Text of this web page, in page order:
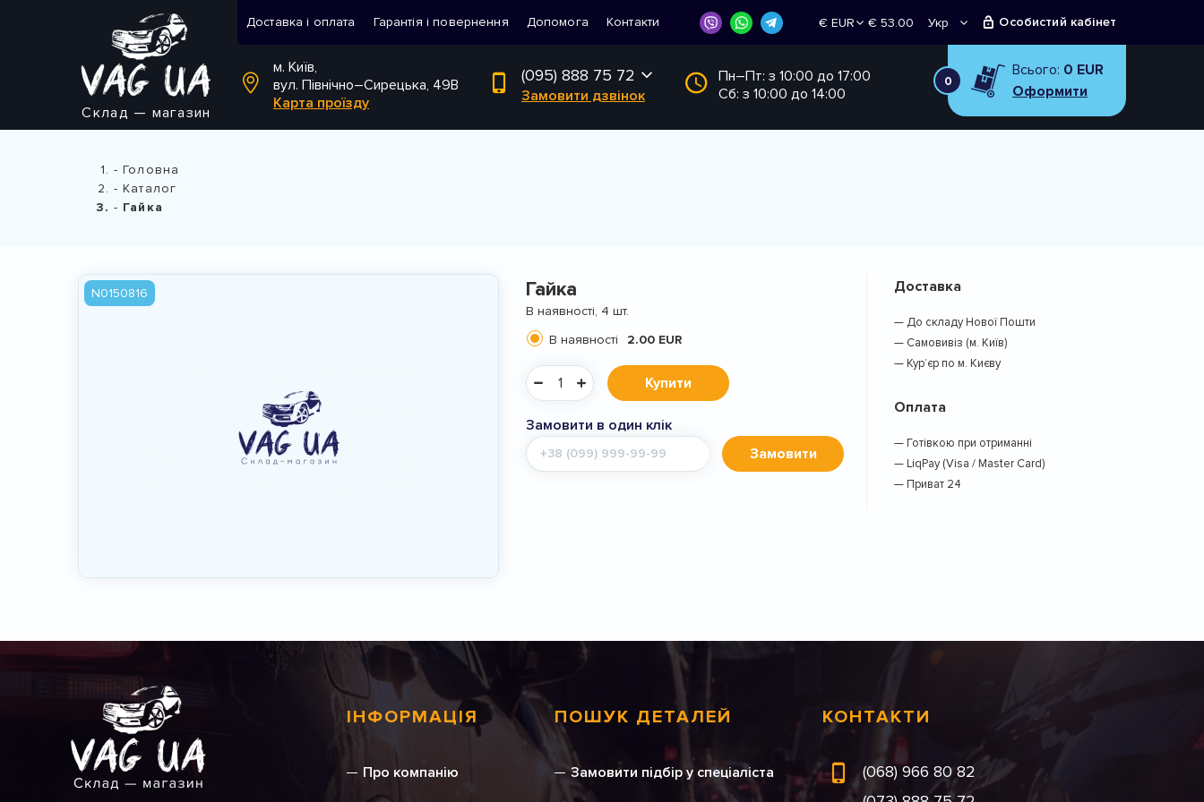
Склад — магазин
Доставка і оплата Гарантія і повернення Допомога Контакти
€ EUR
€ 53.00
Укр
Особистий кабінет
м. Київ,
вул. Північно–Сирецька, 49В
Карта проїзду
(095) 888 75 72
Замовити дзвінок
Пн–Пт: з 10:00 до 17:00
Сб: з 10:00 до 14:00
0
Всього: 0 EUR
Оформити
Головна
Каталог
Гайка
N0150816 Гайка
В наявності, 4 шт.
В наявності
2.00 EUR
Купити
Замовити в один клік
Мобільний
телефон
Замовити
Доставка
— До складу Нової Пошти
— Самовивіз (м. Київ)
— Кур’єр по м. Києву
Оплата
— Готівкою при отриманні
— LiqPay (Visa / Master Card)
— Приват 24
ІНФОРМАЦІЯ
Про компанію
ПОШУК ДЕТАЛЕЙ
Замовити підбір у спеціаліста
КОНТАКТИ
(068) 966 80 82